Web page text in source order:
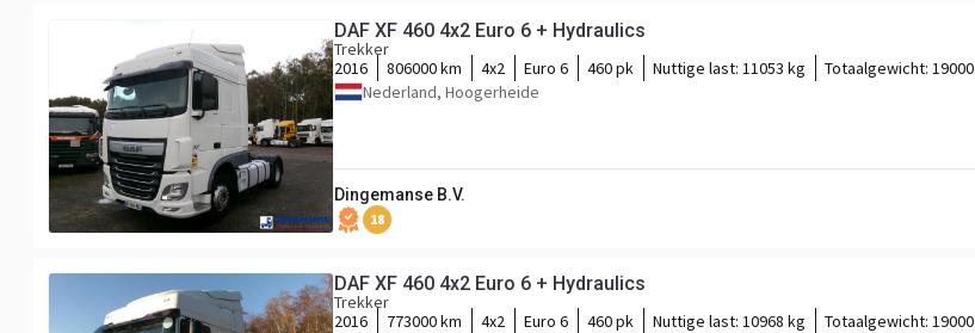
DAF XF 460 4x2 Euro 6 + Hydraulics
Trekker
2016
806000 km 4x2 Euro 6 460 pk Nuttige last: 11053 kg Totaalgewicht:
Nederland, Hoogerheide
Dingemanse B.V.
18
DAF XF 460 4x2 Euro 6 + Hydraulics
Trekker
2016
773000 km 4x2 Euro 6 460 pk Nuttige last: 10968 kg Totaalgewicht: